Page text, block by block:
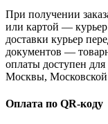
При получении
или картой —
доставки курьер
документов —
оплаты доступен
Москвы, Московской
Оплата по QR-коду